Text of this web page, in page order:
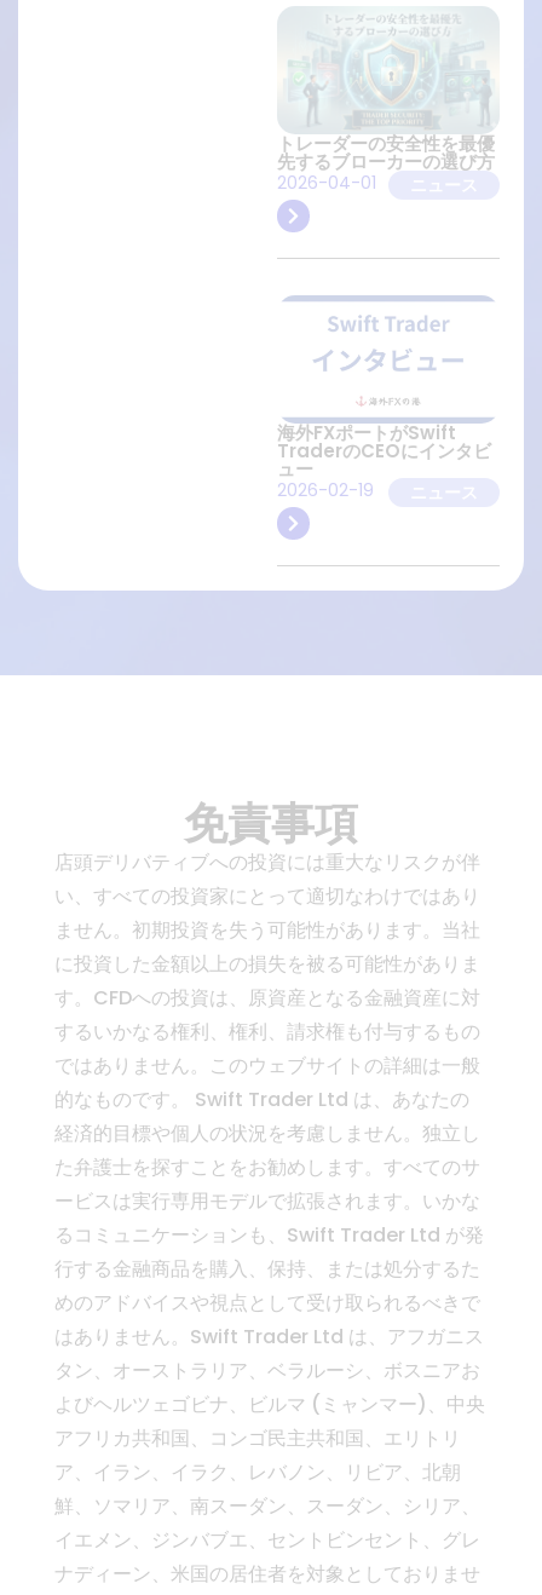
トレーダーの安全性を最優
先するブローカーの選び方
2026-04-01
海外FXポートがSwift
TraderのCEOにインタビ
ュー
2026-02-19
免責事項
店頭デリバティブへの投資には重大なリスクが伴
い、すべての投資家にとって適切なわけではあり
ません。初期投資を失う可能性があります。当社
に投資した金額以上の損失を被る可能性がありま
す。CFDへの投資は、原資産となる金融資産に対
するいかなる権利、権利、請求権も付与するもの
ではありません。このウェブサイトの詳細は一般
的なものです。 Swift Trader Ltd は、あなたの
経済的目標や個人の状況を考慮しません。独立し
た弁護士を探すことをお勧めします。すべてのサ
ービスは実行専用モデルで拡張されます。いかな
るコミュニケーションも、Swift Trader Ltd が発
行する金融商品を購入、保持、または処分するた
めのアドバイスや視点として受け取られるべきで
はありません。Swift Trader Ltd は、アフガニス
タン、オーストラリア、ベラルーシ、ボスニアお
よびヘルツェゴビナ、ビルマ (ミャンマー)、中央
アフリカ共和国、コンゴ民主共和国、エリトリ
ア、イラン、イラク、レバノン、リビア、北朝
鮮、ソマリア、南スーダン、スーダン、シリア、
イエメン、ジンバブエ、セントビンセント、グレ
ナディーン、米国の居住者を対象としておりませ